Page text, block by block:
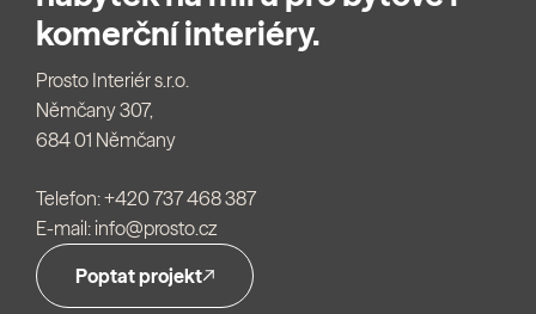
komerční interiéry.
Prosto Interiér s.r.o.
Němčany 307,
684 01 Němčany
Telefon:+420 737 468 387
E-mail: info@prosto.cz
Poptat projekt